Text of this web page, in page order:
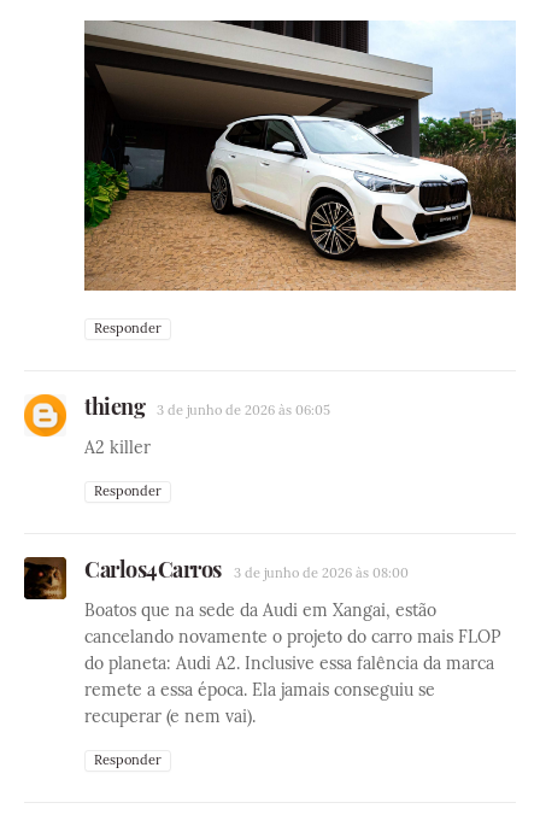
Responder
thieng 3 de junho de 2026 às 06:05
A2 killer
Responder
Carlos4Carros 3 de junho de 2026 às 08:00
Boatos que na sede da Audi em Xangai, estão
cancelando novamente o projeto do carro mais FLOP
do planeta: Audi A2. Inclusive essa falência da marca
remete a essa época. Ela jamais conseguiu se
recuperar (e nem vai).
Responder